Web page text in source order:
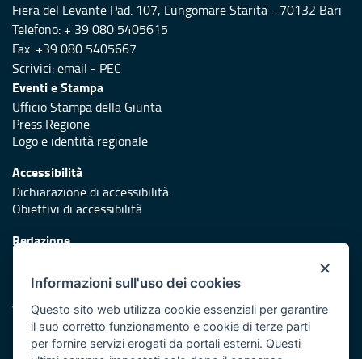
Fiera del Levante Pad. 107, Lungomare Starita - 70132 Bari
Telefono: + 39 080 5405615
Fax: +39 080 5405667
Scrivici:email - PEC
Eventi e Stampa
Ufficio Stampa della Giunta
Press Regione
Logo e identità regionale
Accessibilità
Dichiarazione di accessibilità
Obiettivi di accessibilità
Redazione
Protezione civile
Vai al sito di Protezione Civile Puglia
Iniziativa finanziata con risorse del POR Puglia 2014/2020 -
×
Informazioni sull'uso dei cookies
Questo sito web utilizza cookie essenziali per garantire
il suo corretto funzionamento e cookie di terze parti
per fornire servizi erogati da portali esterni. Questi